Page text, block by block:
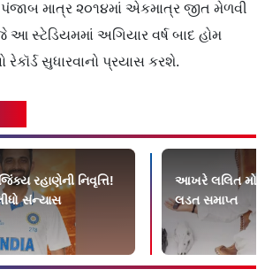
માત્ર ૨૦૧૪માં એકમાત્ર જીત મેળવી
અગિયાર વર્ષ બાદ હોમ
રેકૉર્ડ સુધારવાનો પ્રયાસ કરશે.
રહાણેની નિવૃત્તિ!
સંન્યાસ
આખરે લલિત
લડત સમાપ્ત